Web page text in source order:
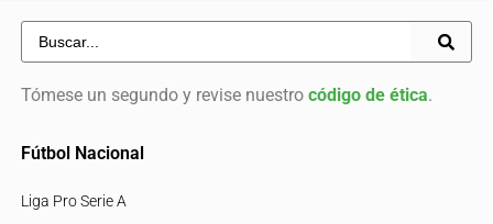
Tómese un segundo y revise nuestro código de ética.
Fútbol Nacional
Liga Pro Serie A